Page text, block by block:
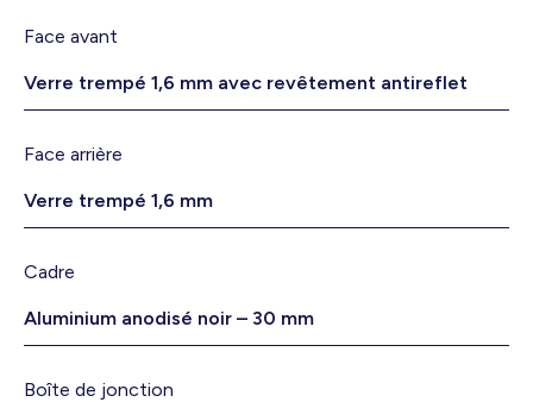
Face avant
Verre trempé 1,6 mm avec revêtement antireflet
Face arrière
Verre trempé 1,6 mm
Cadre
Aluminium anodisé noir – 30 mm
Boîte de jonction